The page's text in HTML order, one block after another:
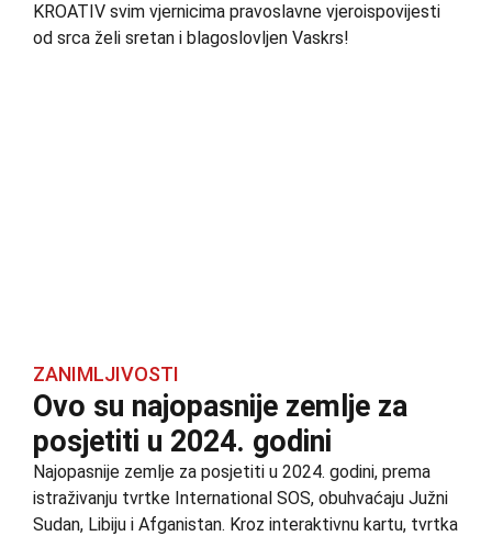
KROATIV svim vjernicima pravoslavne vjeroispovijesti
od srca želi sretan i blagoslovljen Vaskrs!
ZANIMLJIVOSTI
Ovo su najopasnije zemlje za
posjetiti u 2024. godini
Najopasnije zemlje za posjetiti u 2024. godini, prema
istraživanju tvrtke International SOS, obuhvaćaju Južni
Sudan, Libiju i Afganistan. Kroz interaktivnu kartu, tvrtka